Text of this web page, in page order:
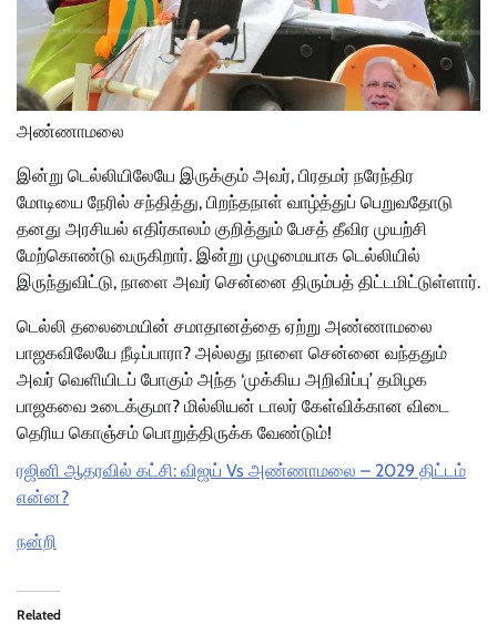
அண்ணாமலை
இன்று டெல்லியிலேயே இருக்கும் அவர், பிரதமர் நரேந்திர
மோடியை நேரில் சந்தித்து, பிறந்தநாள் வாழ்த்துப் பெறுவதோடு
தனது அரசியல் எதிர்காலம் குறித்தும் பேசத் தீவிர முயற்சி
மேற்கொண்டு வருகிறார். இன்று முழுமையாக டெல்லியில்
இருந்துவிட்டு, நாளை அவர் சென்னை திரும்பத் திட்டமிட்டுள்ளார்.
டெல்லி தலைமையின் சமாதானத்தை ஏற்று அண்ணாமலை
பாஜகவிலேயே நீடிப்பாரா? அல்லது நாளை சென்னை வந்ததும்
அவர் வெளியிடப் போகும் அந்த ‘முக்கிய அறிவிப்பு’ தமிழக
பாஜகவை உடைக்குமா? மில்லியன் டாலர் கேள்விக்கான விடை
தெரிய கொஞ்சம் பொறுத்திருக்க வேண்டும்!
ரஜினி ஆதரவில் கட்சி: விஜய் Vs அண்ணாமலை – 2029 திட்டம்
என்ன?
நன்றி
Related